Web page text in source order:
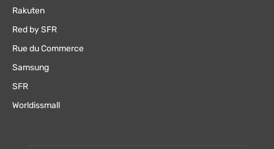
Rakuten
Red by SFR
Rue du Commerce
Samsung
SFR
Worldissmall